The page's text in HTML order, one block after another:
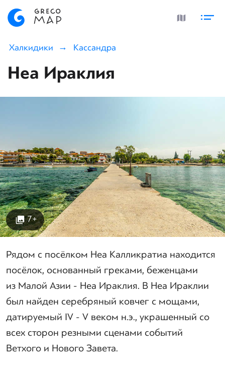
Халкидики Кассандра
Неа Ираклия
7+
Рядом с посёлком Неа Калликратиа находится
посёлок, основанный греками, беженцами
из Малой Азии - Неа Ираклия. В Неа Ираклии
был найден серебряный ковчег с мощами,
датируемый IV - V веком н.э., украшенный со
всех сторон резными сценами событий
Ветхого и Нового Завета.